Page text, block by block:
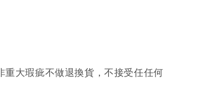
大瑕疵不做退換貨，不接受任任何